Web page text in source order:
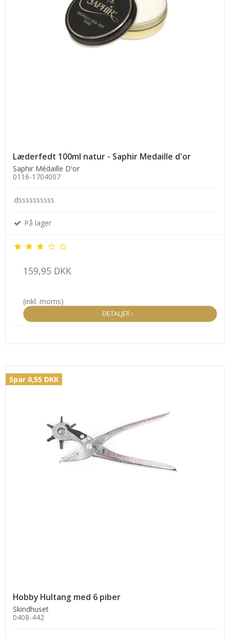
Læderfedt 100ml natur - Saphir Medaille d'or
Saphir Médaille D'or
0116-1704007
.dssssssssss
På lager
159,95 DKK
(inkl. moms)
DETALJER ›
Spar 0,55 DKK
Hobby Hultang med 6 piber
Skindhuset
0408-442